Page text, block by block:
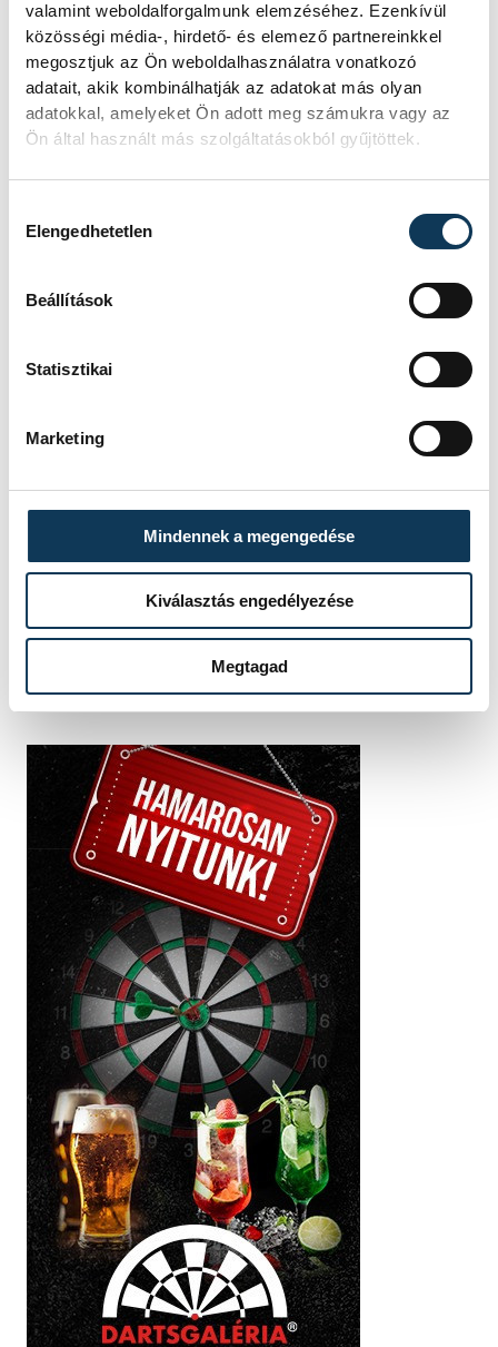
valamint weboldalforgalmunk elemzéséhez. Ezenkívül
közösségi média-, hirdető- és elemező partnereinkkel
megosztjuk az Ön weboldalhasználatra vonatkozó
adatait, akik kombinálhatják az adatokat más olyan
adatokkal, amelyeket Ön adott meg számukra vagy az
Ön által használt más szolgáltatásokból gyűjtöttek.
Elengedhetetlen
Beállítások
Statisztikai
Marketing
Mindennek a megengedése
Kiválasztás engedélyezése
Megtagad
SOROZAT NŐI FUTSAL NB I/B
NYUGATI CSOPORT,
2025/26
HAZAI
SSC BUDAPEST
VENDÉG
VESZPRÉMI EGYETEMI
SPORT CLUB
RÉSZLETEK
SOROZAT
IDŐPONT
2026. ÁPRILIS 26. 17:00
HELYSZÍN
ÜLLŐ VÁROSI
SPORTCSARNOK
EREDMÉNY
7-2